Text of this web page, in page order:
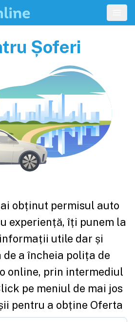
Șoferi
obținut permisul auto
experiență, îți punem la
utile dar și
a încheia polița de
online, prin intermediul
pe meniul de mai jos
pentru a obține Oferta